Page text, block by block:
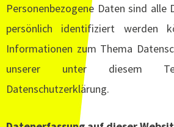
Personenbezogene Daten sind alle
persönlich identifiziert werden
Informationen zum Thema
unserer unter diesem
Datenschutzerklärung.